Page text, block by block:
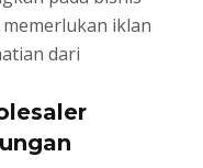
iklan
dari